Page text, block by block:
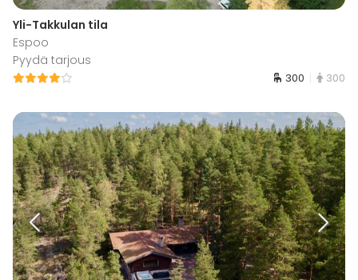
Yli-Takkulan tila
Espoo
Pyydä tarjous
300 300